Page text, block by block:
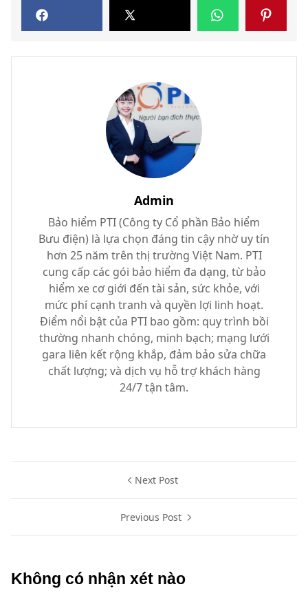
Admin
Bảo hiểm PTI (Công ty Cổ phần Bảo hiểm
Bưu điện) là lựa chọn đáng tin cậy nhờ uy tín
hơn 25 năm trên thị trường Việt Nam. PTI
cung cấp các gói bảo hiểm đa dạng, từ bảo
hiểm xe cơ giới đến tài sản, sức khỏe, với
mức phí cạnh tranh và quyền lợi linh hoạt.
Điểm nổi bật của PTI bao gồm: quy trình bồi
thường nhanh chóng, minh bạch; mạng lưới
gara liên kết rộng khắp, đảm bảo sửa chữa
chất lượng; và dịch vụ hỗ trợ khách hàng
24/7 tận tâm.
Next Post
Previous Post
Không có nhận xét nào